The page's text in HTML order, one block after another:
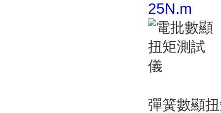
25N.m
彈簧數顯